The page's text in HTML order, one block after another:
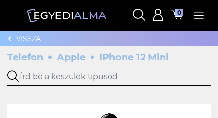
0
VISSZA
Telefon Apple IPhone 12 Mini